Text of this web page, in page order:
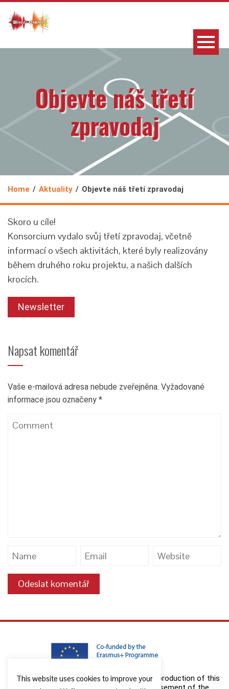
Objevte náš třetí
zpravodaj
Home Aktuality Objevte náš třetí zpravodaj
Skoro u cíle!
Konsorcium vydalo svůj třetí zpravodaj, včetně
informací o všech aktivitách, které byly realizovány
během druhého roku projektu, a našich dalších
krocích.
Newsletter
Napsat komentář
Vaše e-mailová adresa nebude zveřejněna. Vyžadované
informace jsou označeny *
The European Commission support for the production of this
This website uses cookies to improve your